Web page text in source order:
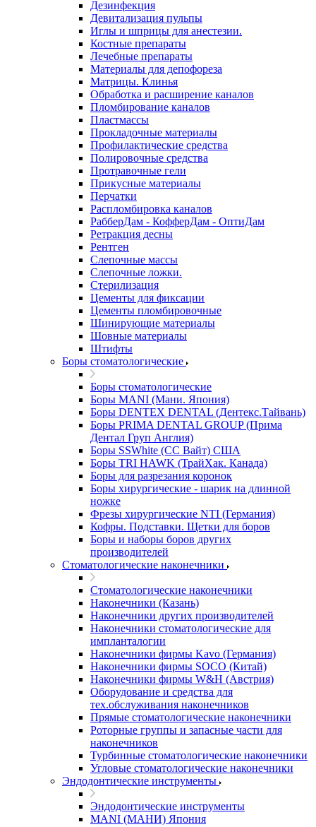
Дезинфекция
Девитализация пульпы
Иглы и шприцы для анестезии.
Костные препараты
Лечебные препараты
Материалы для депофореза
Матрицы. Клинья
Обработка и расширение каналов
Пломбирование каналов
Пластмассы
Прокладочные материалы
Профилактические средства
Полировочные средства
Протравочные гели
Прикусные материалы
Перчатки
Распломбировка каналов
РабберДам - КофферДам - ОптиДам
Ретракция десны
Рентген
Слепочные массы
Слепочные ложки.
Стерилизация
Цементы для фиксации
Цементы пломбировочные
Шинирующие материалы
Шовные материалы
Штифты
Боры стоматологические
Боры стоматологические
Боры MANI (Мани. Япония)
Боры DENTEX DENTAL (Дентекс.Тайвань)
Боры PRIMA DENTAL GROUP (Прима
Дентал Груп Англия)
Боры SSWhite (СС Вайт) США
Боры TRI HAWK (ТрайХак. Канада)
Боры для разрезания коронок
Боры хирургические - шарик на длинной
ножке
Фрезы хирургические NTI (Германия)
Кофры. Подставки. Щетки для боров
Боры и наборы боров других
производителей
Стоматологические наконечники
Стоматологические наконечники
Наконечники (Казань)
Наконечники других производителей
Наконечники стоматологические для
импланталогии
Наконечники фирмы Kavo (Германия)
Наконечники фирмы SOCO (Китай)
Наконечники фирмы W&H (Австрия)
Оборудование и средства для
тех.обслуживания наконечников
Прямые стоматологические наконечники
Роторные группы и запасные части для
наконечников
Турбинные стоматологические наконечники
Угловые стоматологические наконечники
Эндодонтические инструменты
Эндодонтические инструменты
MANI (МАНИ) Япония